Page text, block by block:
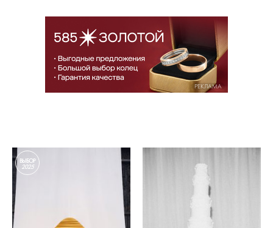
РЕКЛАМА
ВЫБОР
2025